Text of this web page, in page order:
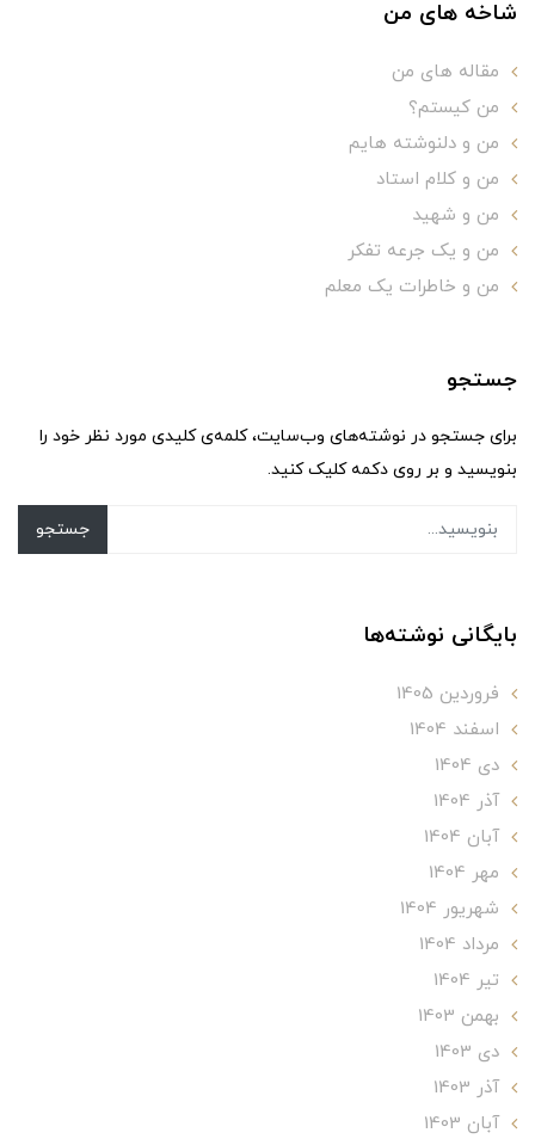
شاخه های من
مقاله های من
من کیستم؟
من و دلنوشته هایم
من و کلام استاد
من و شهید
من و یک جرعه تفکر
من و خاطرات یک معلم
جستجو
برای جستجو در نوشته‌های وب‌سایت، کلمه‌ی کلیدی مورد نظر خود را
بنویسید و بر روی دکمه کلیک کنید.
جستجو
بایگانی نوشته‌ها
فروردین 1405
اسفند 1404
دی 1404
آذر 1404
آبان 1404
مهر 1404
شهریور 1404
مرداد 1404
تير 1404
بهمن 1403
دی 1403
آذر 1403
آبان 1403